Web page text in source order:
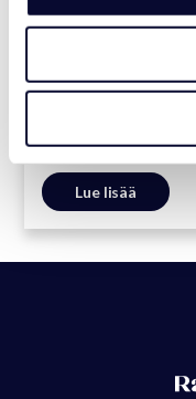
Ranua
Internationalin
Center
Lue lisää